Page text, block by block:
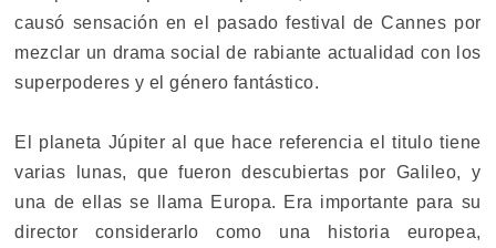
causó sensación en el pasado festival de Cannes por
mezclar un drama social de rabiante actualidad con los
superpoderes y el género fantástico.
El planeta Júpiter al que hace referencia el titulo tiene
varias lunas, que fueron descubiertas por Galileo, y
una de ellas se llama Europa. Era importante para su
director considerarlo como una historia europea,